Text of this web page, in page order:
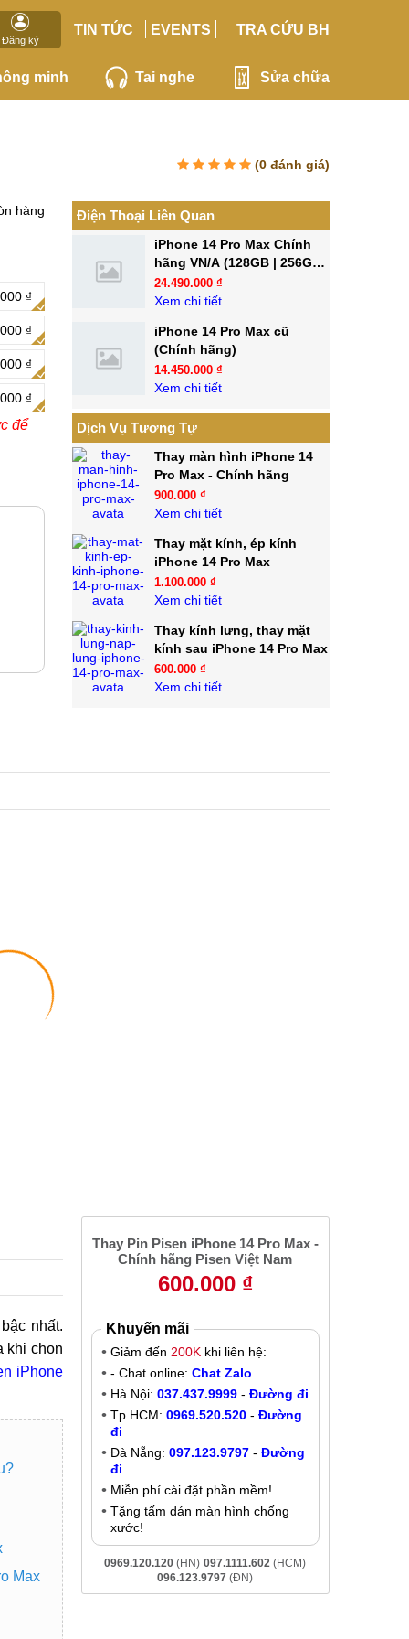
Đăng ký
TIN TỨC EVENTS TRA CỨU BH
minh Tai nghe Sửa chữa
(0 đánh giá)
hàng
₫
₫
₫
₫
để
Điện Thoại Liên Quan
iPhone 14 Pro Max Chính
hãng VN/A (128GB | 256GB |
512GB)
24.490.000 ₫
Xem chi tiết
iPhone 14 Pro Max cũ
(Chính hãng)
14.450.000 ₫
Xem chi tiết
Dịch Vụ Tương Tự
Thay màn hình iPhone 14
Pro Max - Chính hãng
900.000 ₫
Xem chi tiết
Thay mặt kính, ép kính
iPhone 14 Pro Max
1.100.000 ₫
Xem chi tiết
Thay kính lưng, thay mặt
kính sau iPhone 14 Pro Max
600.000 ₫
Xem chi tiết
nhất.
khi chọn
iPhone
Thay Pin Pisen iPhone 14 Pro Max -
Chính hãng Pisen Việt Nam
600.000 ₫
Khuyến mãi
Giảm đến200Kkhi liên hệ:
- Chat online: Chat Zalo
Hà Nội:
Tp.HCM:0969.520.520-Đường
Đà Nẵng:097.123.9797-Đường